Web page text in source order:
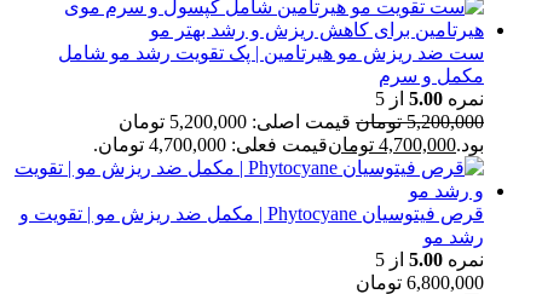
ست ضد ریزش مو هیرتامین | پک تقویت رشد مو شامل
مکمل و سرم
نمره 5.00 از 5
5,200,000 تومان
قیمت اصلی: 5,200,000 تومان
بود.4,700,000 تومانقیمت فعلی: 4,700,000 تومان.
قرص فیتوسیان Phytocyane | مکمل ضد ریزش مو | تقویت و
رشد مو
نمره 5.00 از 5
6,800,000 تومان